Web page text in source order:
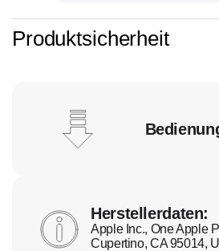
Produktsicherheit
Herstellerdaten:
Apple Inc., One Apple
Cupertino, CA 95014,